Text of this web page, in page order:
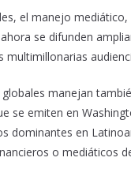
el manejo
se difunden
multimillonarias
manejan
se emiten en
dominantes en
o mediáticos